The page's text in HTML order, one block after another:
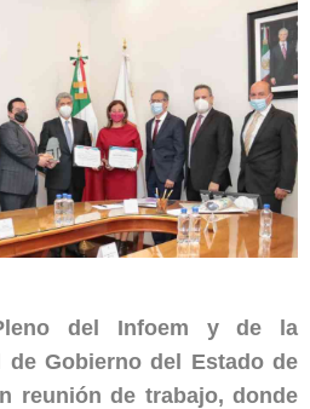
del Infoem y de la
de Gobierno del Estado de
reunión de trabajo, donde